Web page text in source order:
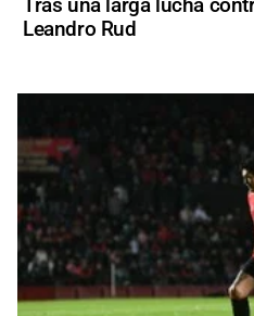
Tras una larga lucha
Leandro Rud